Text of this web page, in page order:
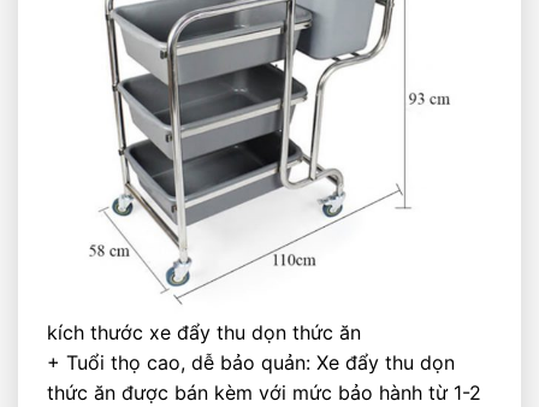
kích thước xe đẩy thu dọn thức ăn
+ Tuổi thọ cao, dễ bảo quản: Xe đẩy thu dọn
thức ăn được bán kèm với mức bảo hành từ 1-2